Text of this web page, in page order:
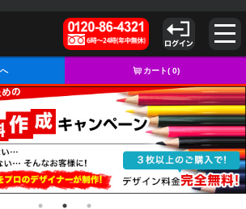
カート(0)